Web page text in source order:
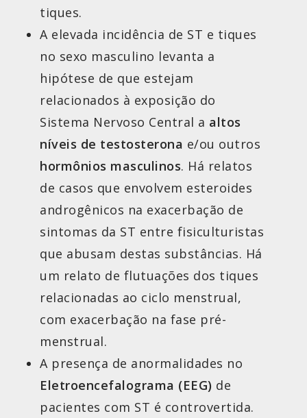
tiques.
A elevada incidência de ST e tiques
no sexo masculino levanta a
hipótese de que estejam
relacionados à exposição do
Sistema Nervoso Central a altos
níveis de testosterona e/ou outros
hormônios masculinos. Há relatos
de casos que envolvem esteroides
androgênicos na exacerbação de
sintomas da ST entre fisiculturistas
que abusam destas substâncias. Há
um relato de flutuações dos tiques
relacionadas ao ciclo menstrual,
com exacerbação na fase pré-
menstrual.
A presença de anormalidades no
Eletroencefalograma (EEG) de
pacientes com ST é controvertida.